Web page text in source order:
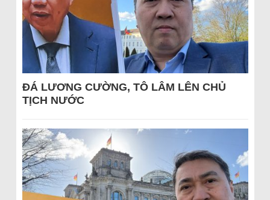
ĐÁ LƯƠNG CƯỜNG, TÔ LÂM LÊN CHỦ
TỊCH NƯỚC